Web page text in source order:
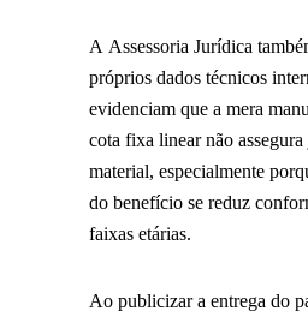
A Assessoria Jurídica
próprios dados técnicos
evidenciam que a mera
cota fixa linear não
material, especialmente
do benefício se reduz
faixas etárias.
Ao publicizar a entrega do